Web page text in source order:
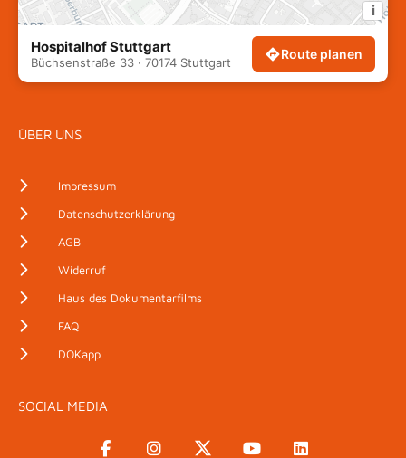
i
Hospitalhof Stuttgart
Büchsenstraße 33 · 70174 Stuttgart
Route planen
ÜBER UNS
Impressum
Datenschutzerklärung
AGB
Widerruf
Haus des Dokumentarfilms
FAQ
DOKapp
SOCIAL MEDIA